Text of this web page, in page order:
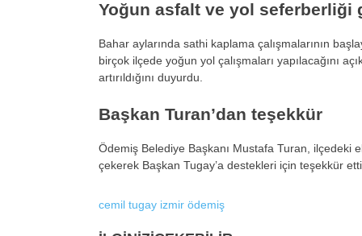
Yoğun asfalt ve yol seferberliği
Bahar aylarında sathi kaplama çalışmalarının
birçok ilçede yoğun yol çalışmaları yapılacağını
artırıldığını duyurdu.
Başkan Turan’dan teşekkür
Ödemiş Belediye Başkanı Mustafa Turan, ilçedeki
çekerek Başkan Tugay’a destekleri için teşekkür etti.
cemil tugay izmir ödemiş